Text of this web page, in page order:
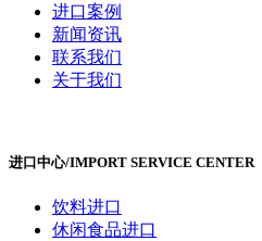
进口案例
新闻资讯
联系我们
关于我们
进口中心/IMPORT SERVICE CENTER
饮料进口
休闲食品进口